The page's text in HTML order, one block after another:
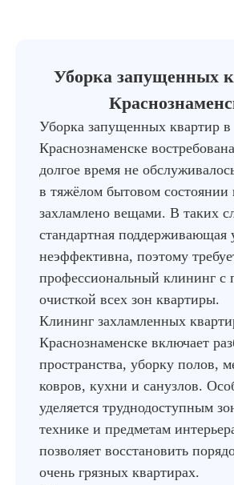
Уборка запущенных
Уборка запущенных квартир в
Краснознаменске
долгое время не
в тяжёлом бытовом
захламлено вещами. В таких
стандартная поддерживающая
неэффективна, поэтому
профессиональный клининг с
очисткой всех зон квартиры.
Клининг захламленных
Краснознаменске включает
пространства, уборку полов,
ковров, кухни и санузлов.
уделяется труднодоступным
технике и предметам
позволяет восстановить
очень грязных квартирах.